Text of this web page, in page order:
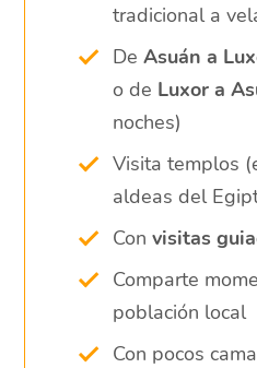
tradicional a
De Asuán a
o de Luxor a
noches)
Visita templos
aldeas del
Con visitas
Comparte
población local
Con pocos